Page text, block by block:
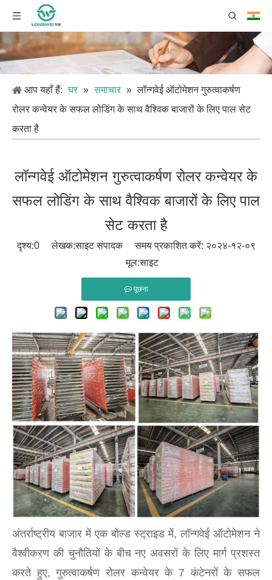
आप यहाँ हैं: घर » समाचार » लॉन्गवेई ऑटोमेशन गुरुत्वाकर्षण
रोलर कन्वेयर के सफल लोडिंग के साथ वैश्विक बाजारों के लिए पाल सेट
करता है
लॉन्गवेई ऑटोमेशन गुरुत्वाकर्षण रोलर कन्वेयर के
सफल लोडिंग के साथ वैश्विक बाजारों के लिए पाल
सेट करता है
दृश्य:0लेखक:साइट संपादक समय प्रकाशित करें: २०२४-१२-०९
मूल:साइट
पूछना
अंतर्राष्ट्रीय बाजार में एक बोल्ड स्ट्राइड में, लॉन्गवेई ऑटोमेशन ने
वैश्वीकरण की चुनौतियों के बीच नए अवसरों के लिए मार्ग प्रशस्त
करते हुए, गुरुत्वाकर्षण रोलर कन्वेयर के 7 कंटेनरों के सफल